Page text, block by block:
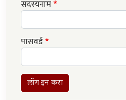
सदस्यनाम
पासवर्ड
लॉग इन करा